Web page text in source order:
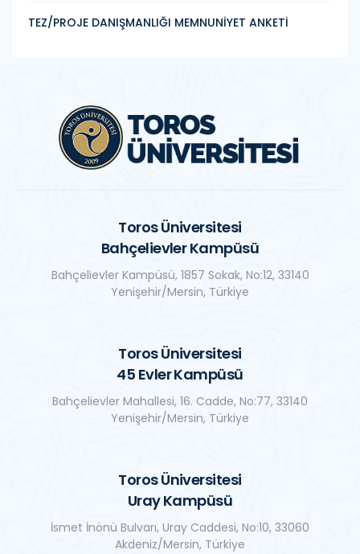
TEZ/PROJE DANIŞMANLIĞI MEMNUNİYET ANKETİ
Toros Üniversitesi
Bahçelievler Kampüsü
Bahçelievler Kampüsü, 1857 Sokak, No:12, 33140
Yenişehir/Mersin, Türkiye
Toros Üniversitesi
45 Evler Kampüsü
Bahçelievler Mahallesi, 16. Cadde, No:77, 33140
Yenişehir/Mersin, Türkiye
Toros Üniversitesi
Uray Kampüsü
İsmet İnönü Bulvarı, Uray Caddesi, No:10, 33060
Akdeniz/Mersin, Türkiye